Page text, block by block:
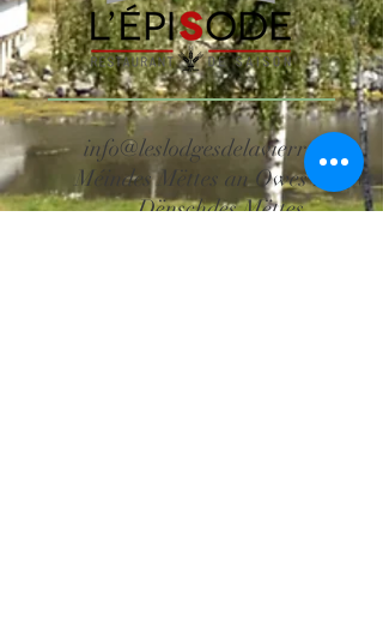
info@leslodgesdelavierre.com
Méindes Mëttes an Owes zou +
Dënschdes Mëttes